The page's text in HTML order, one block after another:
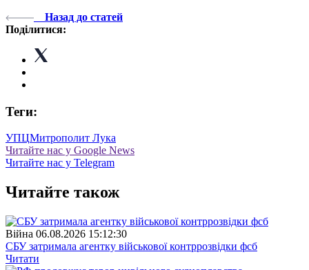
Назад до статей
Поділитися:
Теги:
УПЦМитрополит Лука
Читайте нас у Google News
Читайте нас у Telegram
Читайте також
Війна 06.08.2026 15:12:30
СБУ затримала агентку військової контррозвідки фсб
Читати